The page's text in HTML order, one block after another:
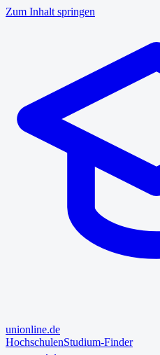
Zum Inhalt springen
unionline.de
HochschulenStudium-Finder